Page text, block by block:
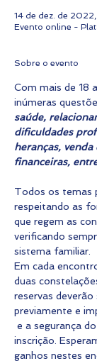
14 de dez. de
Evento online -
Sobre o evento
Com mais de 18
inúmeras
saúde,
dificuldades
heranças,
financeiras,
Todos os temas
respeitando as
que regem as
verificando
sistema familiar.
Em cada
duas
reservas deverão
previamente e
e a segurança
inscrição.
ganhos nestes